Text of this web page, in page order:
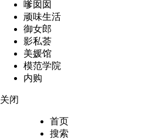
嗲囡囡
顽味生活
御女郎
影私荟
美媛馆
模范学院
内购
关闭
首页
搜索